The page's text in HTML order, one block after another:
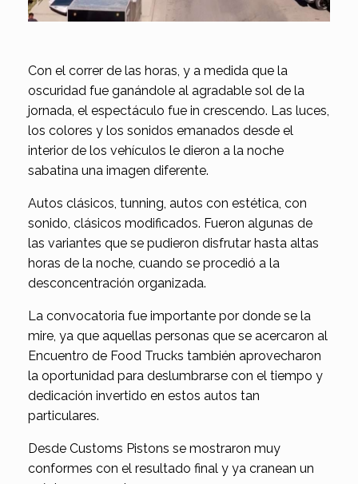
Con el correr de las horas, y a medida que la
oscuridad fue ganándole al agradable sol de la
jornada, el espectáculo fue in crescendo. Las luces,
los colores y los sonidos emanados desde el
interior de los vehículos le dieron a la noche
sabatina una imagen diferente.
Autos clásicos, tunning, autos con estética, con
sonido, clásicos modificados. Fueron algunas de
las variantes que se pudieron disfrutar hasta altas
horas de la noche, cuando se procedió a la
desconcentración organizada.
La convocatoria fue importante por donde se la
mire, ya que aquellas personas que se acercaron al
Encuentro de Food Trucks también aprovecharon
la oportunidad para deslumbrarse con el tiempo y
dedicación invertido en estos autos tan
particulares.
Desde Customs Pistons se mostraron muy
conformes con el resultado final y ya cranean un